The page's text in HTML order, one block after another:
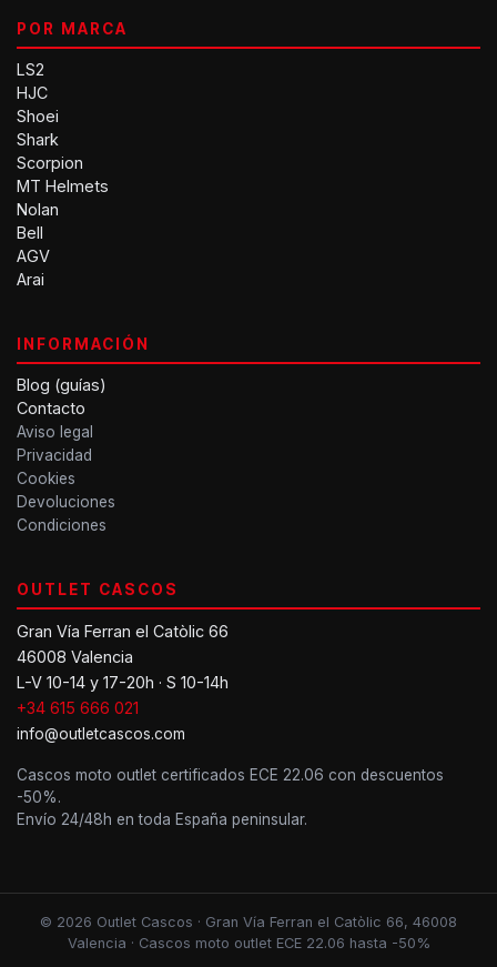
POR MARCA
LS2
HJC
Shoei
Shark
Scorpion
MT Helmets
Nolan
Bell
AGV
Arai
INFORMACIÓN
Blog (guías)
Contacto
Aviso legal
Privacidad
Cookies
Devoluciones
Condiciones
OUTLET CASCOS
Gran Vía Ferran el Catòlic 66
46008 Valencia
L-V 10-14 y 17-20h · S 10-14h
+34 615 666 021
info@outletcascos.com
Cascos moto outlet certificados ECE 22.06 con descuentos
-50%.
Envío 24/48h en toda España peninsular.
© 2026 Outlet Cascos · Gran Vía Ferran el Catòlic 66, 46008
Valencia · Cascos moto outlet ECE 22.06 hasta -50%